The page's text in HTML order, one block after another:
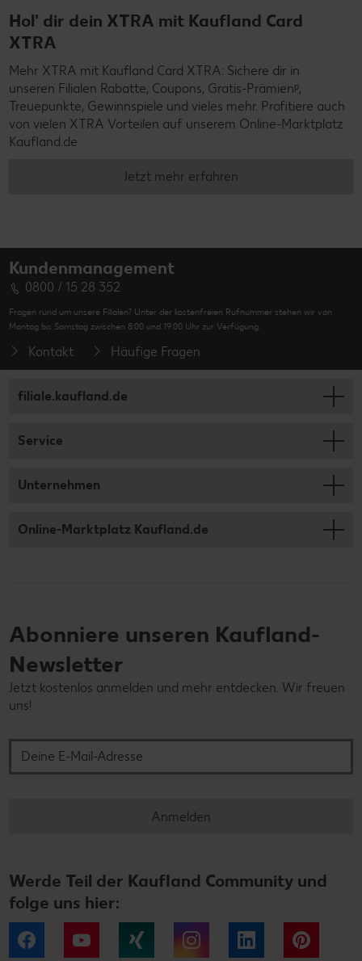
Hol' dir dein XTRA mit Kaufland Card
XTRA
Mehr XTRA mit Kaufland Card XTRA: Sichere dir in
unseren Filialen Rabatte, Coupons, Gratis-Prämienᵖ,
Treuepunkte, Gewinnspiele und vieles mehr. Profitiere auch
von vielen XTRA Vorteilen auf unserem Online-Marktplatz
Kaufland.de
Jetzt mehr erfahren
Kundenmanagement
0800 / 15 28 352
Fragen rund um unsere Filialen? Unter der kostenfreien Rufnummer stehen wir von
Montag bis Samstag zwischen 8:00 und 19:00 Uhr zur Verfügung.
Kontakt Häufige Fragen
filiale.kaufland.de
Service
Unternehmen
Online-Marktplatz Kaufland.de
Abonniere unseren Kaufland-
Newsletter
Jetzt kostenlos anmelden und mehr entdecken. Wir freuen
uns!
Anmelden
Werde Teil der Kaufland Community und
folge uns hier:
Facebook YouTube Instagram LinkedIn